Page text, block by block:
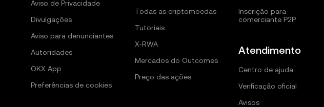
Aviso de Privacidade
Divulgações
Aviso para denunciantes
Autoridades
OKX App
Preferências de cookies
Todas as criptomoedas
Tutoriais
X-RWA
Mercados do Outcomes
Preço das ações
Inscrição para
comerciante P2P
Atendimento
Centro de ajuda
Verificação oficial
Avisos